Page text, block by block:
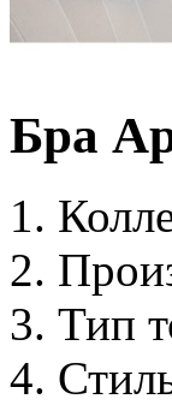
Бра
Тип